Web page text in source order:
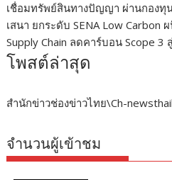
เชื่อมทรัพย์สินทางปัญญา ผ่านกองทุ
เสนา ยกระดับ SENA Low Carbon
Supply Chain ลดคาร์บอน Scope 3
โพสต์ล่าสุด
สำนักข่าวช่องข่าวไทย\Ch-
จำนวนผู้เข้าชม